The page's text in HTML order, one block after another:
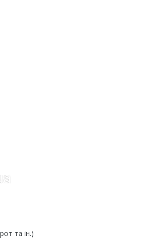
та ін.)